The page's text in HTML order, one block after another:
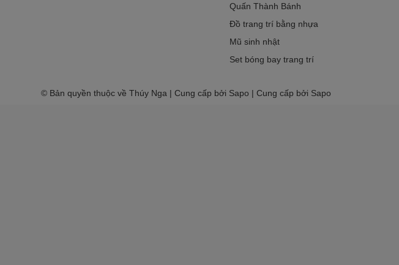
Quấn Thành Bánh
Đồ trang trí bằng nhựa
Mũ sinh nhật
Set bóng bay trang trí
© Bản quyền thuộc về Thúy Nga | Cung cấp bởi Sapo | Cung cấp bởi Sapo